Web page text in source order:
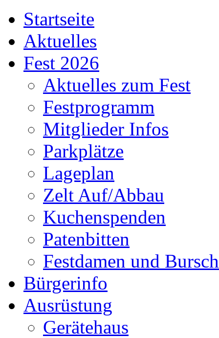
Startseite
Aktuelles
Fest 2026
Aktuelles zum Fest
Festprogramm
Mitglieder Infos
Parkplätze
Lageplan
Zelt Auf/Abbau
Kuchenspenden
Patenbitten
Festdamen und
Bürgerinfo
Ausrüstung
Gerätehaus